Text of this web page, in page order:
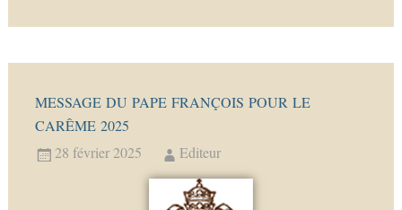
MESSAGE DU PAPE FRANÇOIS POUR LE
CARÊME 2025
28 février 2025
Editeur